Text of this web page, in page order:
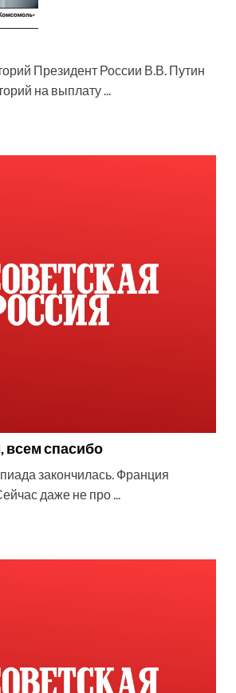
Президент России В.В. Путин
на выплату ...
всем спасибо
закончилась. Франция
даже не про ...